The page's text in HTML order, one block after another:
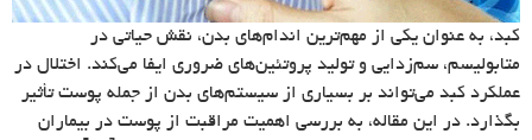
کبد، به عنوان یکی از مهم‌ترین اندام‌های بدن، نقش حیاتی در
متابولیسم، سم‌زدایی و تولید پروتئین‌های ضروری ایفا می‌کند. اختلال در
عملکرد کبد می‌تواند بر بسیاری از سیستم‌های بدن از جمله پوست تأثیر
بگذارد. در این مقاله، به بررسی اهمیت مراقبت از پوست در بیماران